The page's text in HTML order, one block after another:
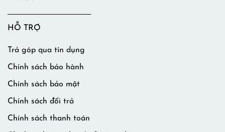
HỖ TRỢ
Trả góp qua tín dụng
Chính sách bảo hành
Chính sách bảo mật
Chính sách đổi trả
Chính sách thanh toán